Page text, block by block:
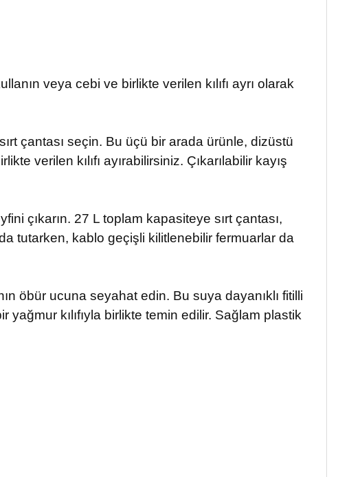
veya cebi ve birlikte verilen kılıfı ayrı olarak
çantası seçin. Bu üçü bir arada ürünle, dizüstü
verilen kılıfı ayırabilirsiniz. Çıkarılabilir kayış
çıkarın. 27 L toplam kapasiteye sırt çantası,
tutarken, kablo geçişli kilitlenebilir fermuarlar da
öbür ucuna seyahat edin. Bu suya dayanıklı fitilli
yağmur kılıfıyla birlikte temin edilir. Sağlam plastik